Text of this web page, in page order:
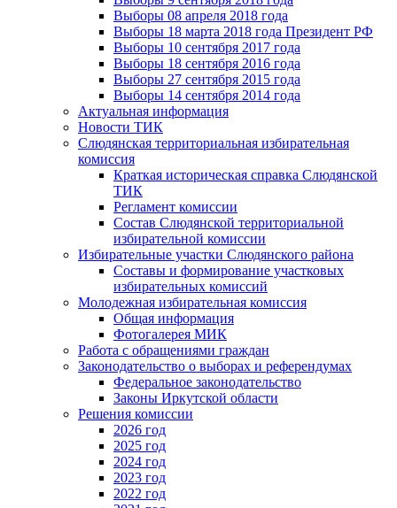
Выборы 08 апреля 2018 года
Выборы 18 марта 2018 года Президент РФ
Выборы 10 сентября 2017 года
Выборы 18 сентября 2016 года
Выборы 27 сентября 2015 года
Выборы 14 сентября 2014 года
Актуальная информация
Новости ТИК
Слюдянская территориальная избирательная
комиссия
Краткая историческая справка Слюдянской
ТИК
Регламент комиссии
Состав Слюдянской территориальной
избирательной комиссии
Избирательные участки Слюдянского района
Составы и формирование участковых
избирательных комиссий
Молодежная избирательная комиссия
Общая информация
Фотогалерея МИК
Работа с обращениями граждан
Законодательство о выборах и референдумах
Федеральное законодательство
Законы Иркутской области
Решения комиссии
2026 год
2025 год
2024 год
2023 год
2022 год